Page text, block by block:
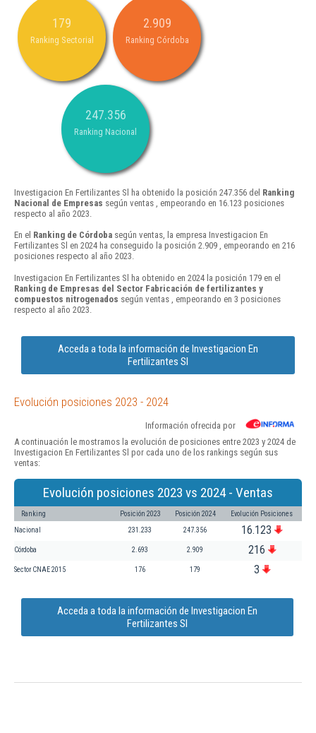
179
Ranking Sectorial
2.909
Ranking Córdoba
247.356
Ranking Nacional
Investigacion En Fertilizantes Sl ha obtenido la posición 247.356 del Ranking
Nacional de Empresas según ventas , empeorando en 16.123 posiciones
respecto al año 2023.
En el Ranking de Córdoba según ventas, la empresa Investigacion En
Fertilizantes Sl en 2024 ha conseguido la posición 2.909 , empeorando en 216
posiciones respecto al año 2023.
Investigacion En Fertilizantes Sl ha obtenido en 2024 la posición 179 en el
Ranking de Empresas del Sector Fabricación de fertilizantes y
compuestos nitrogenados según ventas , empeorando en 3 posiciones
respecto al año 2023.
Acceda a toda la información de Investigacion En
Fertilizantes Sl
Evolución posiciones 2023 - 2024
Información ofrecida por
A continuación le mostramos la evolución de posiciones entre 2023 y 2024 de
Investigacion En Fertilizantes Sl por cada uno de los rankings según sus
ventas:
Evolución posiciones 2023 vs 2024 - Ventas
Ranking Posición 2023 Posición 2024 Evolución Posiciones
Nacional 231.233 247.356 16.123
Córdoba 2.693 2.909 216
Sector CNAE 2015 176 179 3
Acceda a toda la información de Investigacion En
Fertilizantes Sl